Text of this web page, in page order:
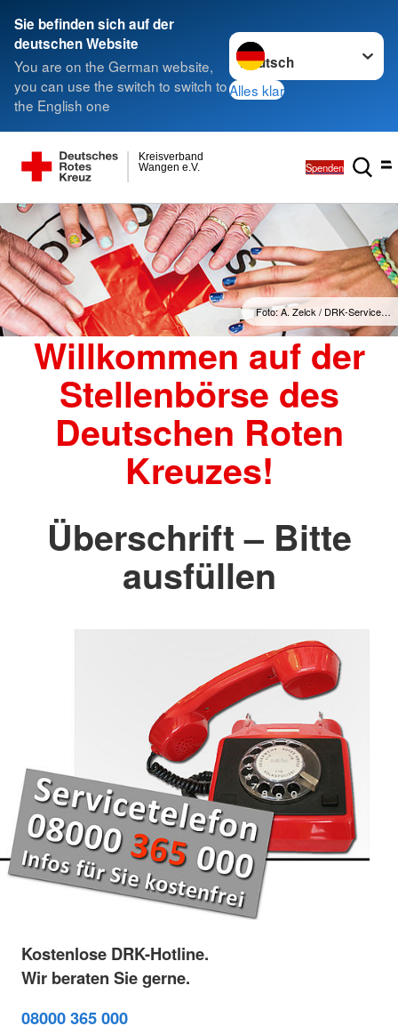
Sie befinden sich auf der
deutschen Website
You are on the German website,
you can use the switch to switch to
the English one
Sprache wechseln zu
Alles klar
Wangen e.V.
Kreisverband
Spenden
Foto: A. Zelck / DRK-Service…
Willkommen auf der
Stellenbörse des
Deutschen Roten
Kreuzes!
Überschrift – Bitte
ausfüllen
Kostenlose DRK-Hotline.
Wir beraten Sie gerne.
08000 365 000